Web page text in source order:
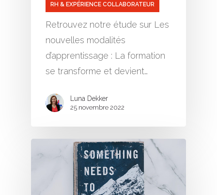
RH & EXPÉRIENCE COLLABORATEUR
Retrouvez notre étude sur Les
nouvelles modalités
d’apprentissage : La formation
se transforme et devient…
Luna Dekker
25 novembre 2022